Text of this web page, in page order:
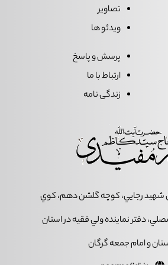
تصاویر
ویدئو ها
پرسش و پاسخ
ارتباط با ما
زندگی نامه
شهيد رجايي، کوچه گلشن دهم، کوي
دفتر نماينده ولي فقيه در استان
و امام جمعه گرگان